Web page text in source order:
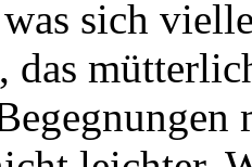
sich
das